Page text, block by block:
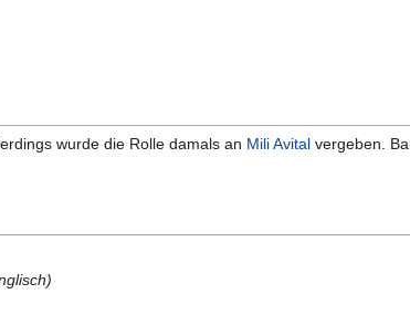
wurde die Rolle damals an Mili Avital vergeben.